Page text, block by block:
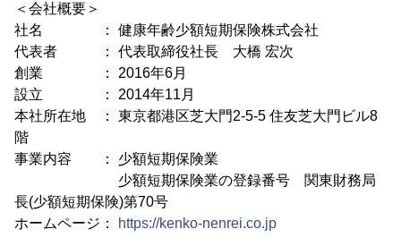
＜会社概要＞
社名 ： 健康年齢少額短期保険株式会社
代表者 ： 代表取締役社長 大橋 宏次
創業 ： 2016年6月
設立 ： 2014年11月
本社所在地 ： 東京都港区芝大門2-5-5 住友芝大門ビル8
階
事業内容 ： 少額短期保険業
少額短期保険業の登録番号 関東財務局
長(少額短期保険)第70号
ホームページ：
https://kenko-nenrei.co.jp